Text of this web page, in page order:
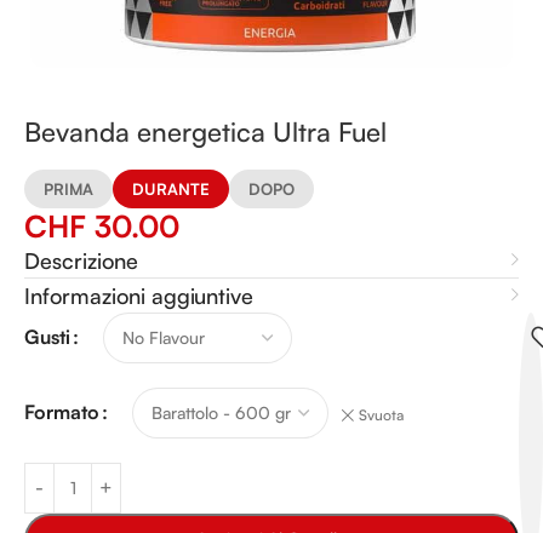
Bevanda energetica Ultra Fuel
PRIMA DURANTE DOPO
CHF 30.00
Descrizione
Informazioni aggiuntive
Gusti
Formato Svuota
Alternative: